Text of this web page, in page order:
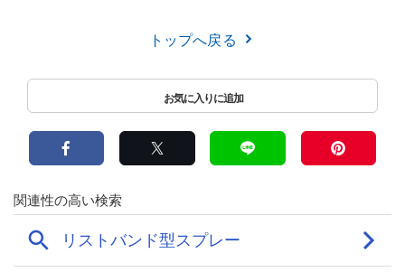
トップへ戻る